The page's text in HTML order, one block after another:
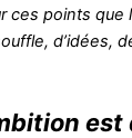
ces points que
d’idées,
est